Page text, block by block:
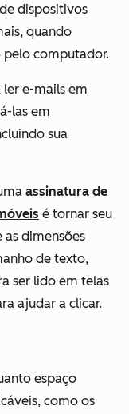
dispositivos
quando
pelo computador.
ler e-mails em
las em
sua
assinatura de
é tornar seu
as dimensões
de texto,
ser lido em telas
ajudar a clicar.
espaço
como os